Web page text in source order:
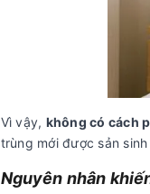
Vì vậy, không có cách
trùng mới được sản
Nguyên nhân